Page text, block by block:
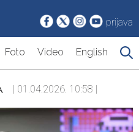
prijava
Foto Video English
| 01.04.2026. 10:58 |